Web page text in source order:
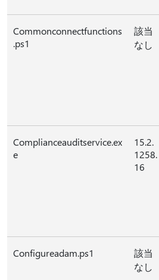
Commonconnectfunctions
.ps1
該当
なし
Complianceauditservice.ex
e
15.2.
1258.
16
Configureadam.ps1
該当
なし